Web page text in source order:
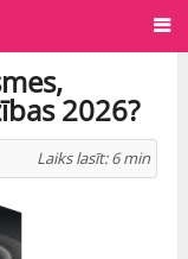
2026?
Laiks lasīt:6 min